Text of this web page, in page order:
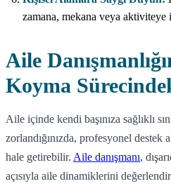
zamana, mekana veya aktiviteye
Aile
Koyma
Aile içinde kendi başınıza sağlıklı
zorlandığınızda, profesyonel
hale getirebilir. Aile danışmanı,
açısıyla aile dinamiklerini